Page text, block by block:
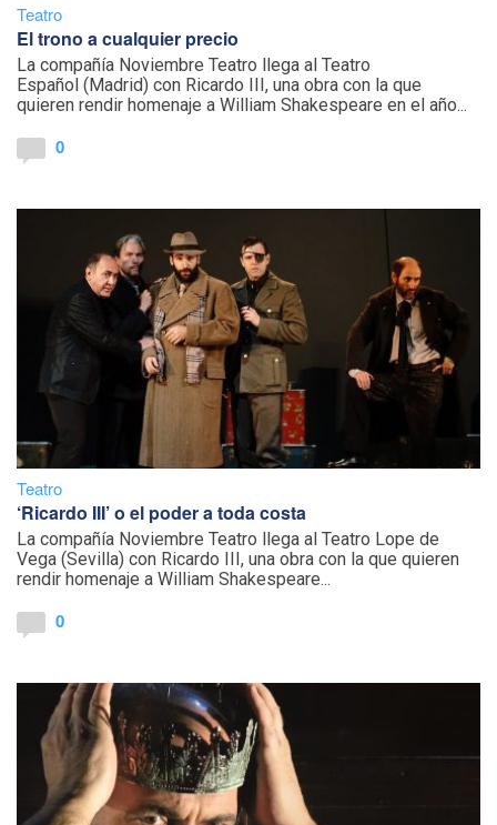
Teatro
El trono a cualquier precio
La compañía Noviembre Teatro llega al Teatro
Español (Madrid) con Ricardo III, una obra con la que
quieren rendir homenaje a William Shakespeare en el año...
0
Teatro
‘Ricardo III’ o el poder a toda costa
La compañía Noviembre Teatro llega al Teatro Lope de
Vega (Sevilla) con Ricardo III, una obra con la que quieren
rendir homenaje a William Shakespeare...
0